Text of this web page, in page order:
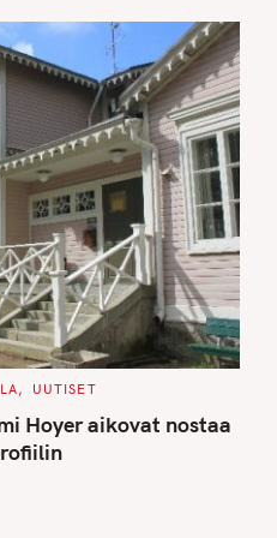
UUTISET
Hoyer aikovat nostaa